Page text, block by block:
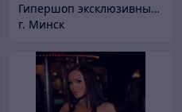
Гипершоп эксклюзивных товаров
г. Минск